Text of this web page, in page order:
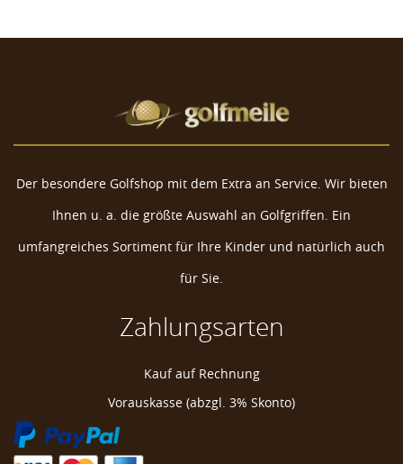
Der besondere Golfshop mit dem Extra an Service. Wir bieten
Ihnen u. a. die größte Auswahl an Golfgriffen. Ein
umfangreiches Sortiment für Ihre Kinder und natürlich auch
für Sie.
Eule Golf Schlägerkopfhülle
Zahlungsarten
Kauf auf Rechnung
Vorauskasse (abzgl. 3% Skonto)